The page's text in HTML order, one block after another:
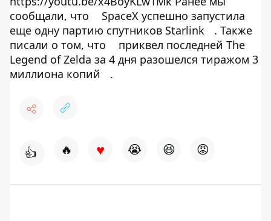
сообщали, что
SpaceX успешно запустила
еще одну партию спутников Starlink
. Также
писали о том, что
приквел последней The
Legend of Zelda за 4 дня разошелся тиражом 3
миллиона копий
.
👍 🔥 ♥ 😭 😆 😡